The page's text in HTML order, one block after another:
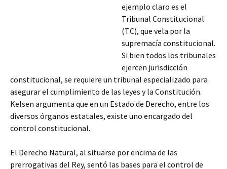
ejemplo claro es el
Tribunal Constitucional
(TC), que vela por la
supremacía constitucional.
Si bien todos los tribunales
ejercen jurisdicción
constitucional, se requiere un tribunal especializado para
asegurar el cumplimiento de las leyes y la Constitución.
Kelsen argumenta que en un Estado de Derecho, entre los
diversos órganos estatales, existe uno encargado del
control constitucional.
El Derecho Natural, al situarse por encima de las
prerrogativas del Rey, sentó las bases para el control de